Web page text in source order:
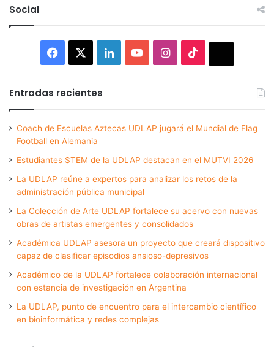
Social
Facebook LinkedInYouTubeInstagram
Entradas recientes
Coach de Escuelas Aztecas UDLAP jugará el Mundial de Flag
Football en Alemania
Estudiantes STEM de la UDLAP destacan en el MUTVI 2026
La UDLAP reúne a expertos para analizar los retos de la
administración pública municipal
La Colección de Arte UDLAP fortalece su acervo con nuevas
obras de artistas emergentes y consolidados
Académica UDLAP asesora un proyecto que creará dispositivo
capaz de clasificar episodios ansioso-depresivos
Académico de la UDLAP fortalece colaboración internacional
con estancia de investigación en Argentina
La UDLAP, punto de encuentro para el intercambio científico
en bioinformática y redes complejas